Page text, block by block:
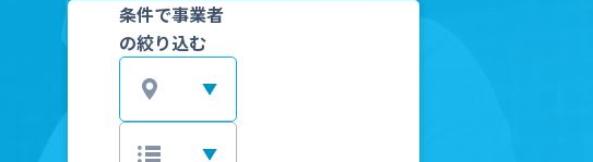
条件で事業者
の絞り込む